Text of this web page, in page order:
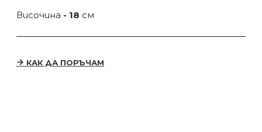
Височина - 18 см
КАК ДА ПОРЪЧАМ